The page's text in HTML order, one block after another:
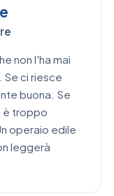
non l'ha mai
Se ci riesce
buona. Se
è troppo
operaio edile
leggerà